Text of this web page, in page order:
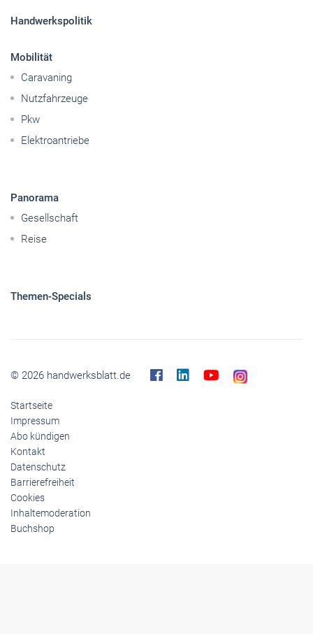
Handwerkspolitik
Mobilität
Caravaning
Nutzfahrzeuge
Pkw
Elektroantriebe
Panorama
Gesellschaft
Reise
Themen-Specials
© 2026 handwerksblatt.de
Startseite
Impressum
Abo kündigen
Kontakt
Datenschutz
Barrierefreiheit
Cookies
Inhaltemoderation
Buchshop